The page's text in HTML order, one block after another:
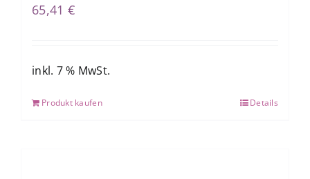
65,41 €
inkl. 7 % MwSt.
Produkt kaufen Details